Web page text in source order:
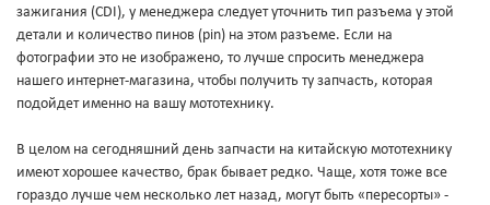
зажигания (CDI), у менеджера следует уточнить тип разъема у этой
детали и количество пинов (pin) на этом разъеме. Если на
фотографии это не изображено, то лучше спросить менеджера
нашего интернет-магазина, чтобы получить ту запчасть, которая
подойдет именно на вашу мототехнику.
В целом на сегодняшний день запчасти на китайскую мототехнику
имеют хорошее качество, брак бывает редко. Чаще, хотя тоже все
гораздо лучше чем несколько лет назад, могут быть «пересорты» -